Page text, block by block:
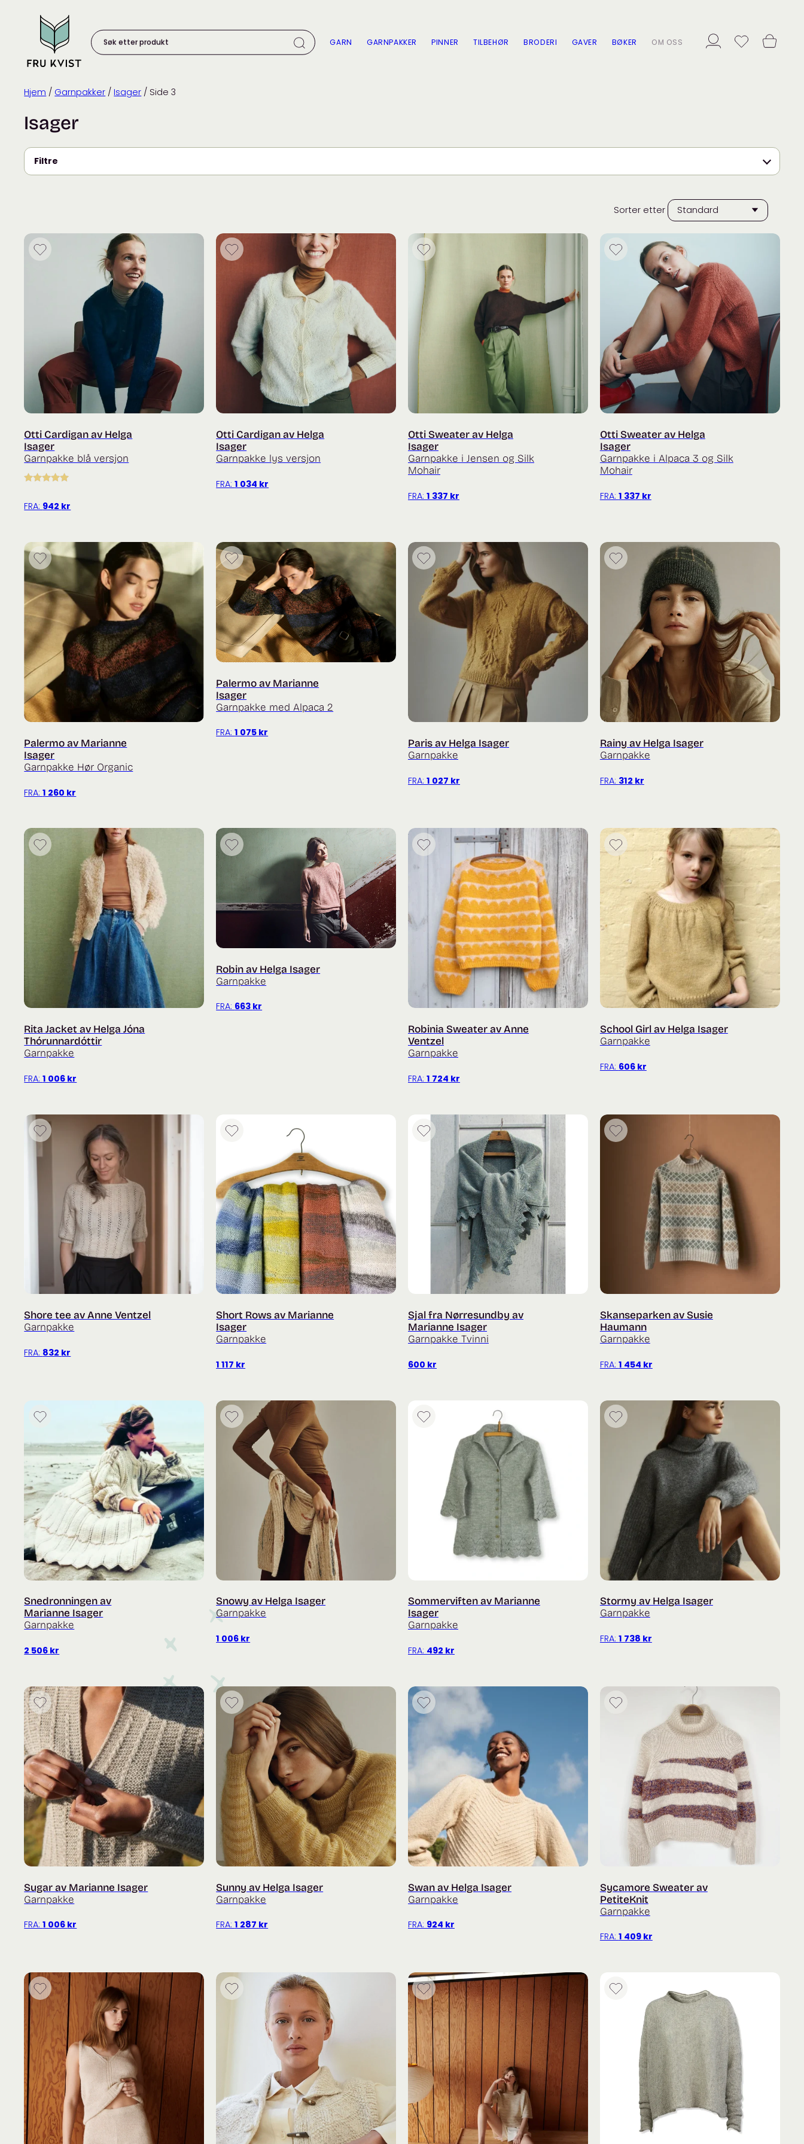
content
etter
produkt:
GARN GARNPAKKER PINNER TILBEHØR BRODERI GAVER BØKER OM OSS
Hjem / Garnpakker / Isager / Side 3
Isager
Filtre
Sorter etter
Otti Cardigan av Helga
Isager
Garnpakke blå versjon
av 5
FRA: 942 kr
Otti Cardigan av Helga
Isager
Garnpakke lys versjon
FRA:1 034 kr
Otti Sweater av Helga
Isager
Garnpakke i Jensen og Silk
Mohair
FRA: 1 337 kr
Otti Sweater av Helga
Isager
Garnpakke i Alpaca 3 og Silk
Mohair
FRA: 1 337 kr
Palermo av Marianne
Isager
Garnpakke Hør Organic
FRA:1 260 kr
Palermo av Marianne
Isager
Garnpakke med Alpaca 2
FRA:1 075 kr
Paris av Helga Isager
Garnpakke
FRA: 1 027 kr
Rainy av Helga Isager
Garnpakke
FRA: 312 kr
Rita Jacket av Helga Jóna
Thórunnardóttir
Garnpakke
FRA:1 006 kr
Robin av Helga Isager
Garnpakke
FRA: 663 kr
Robinia Sweater av Anne
Ventzel
Garnpakke
FRA: 1 724 kr
School Girl av Helga Isager
Garnpakke
FRA: 606 kr
Shore tee av Anne Ventzel
Garnpakke
FRA: 832 kr
Short Rows av Marianne
Isager
Garnpakke
1 117 kr
Sjal fra Nørresundby av
Marianne Isager
Garnpakke Tvinni
600 kr
Skanseparken av Susie
Haumann
Garnpakke
FRA: 1 454 kr
Snedronningen av
Marianne Isager
Garnpakke
2 506 kr
Snowy av Helga Isager
Garnpakke
1 006 kr
Sommerviften av Marianne
Isager
Garnpakke
FRA: 492 kr
Stormy av Helga Isager
Garnpakke
FRA: 1 738 kr
Sugar av Marianne Isager
Garnpakke
FRA:1 006 kr
Sunny av Helga Isager
Garnpakke
FRA:1 287 kr
Swan av Helga Isager
Garnpakke
FRA: 924 kr
Sycamore Sweater av
PetiteKnit
Garnpakke
FRA: 1 409 kr